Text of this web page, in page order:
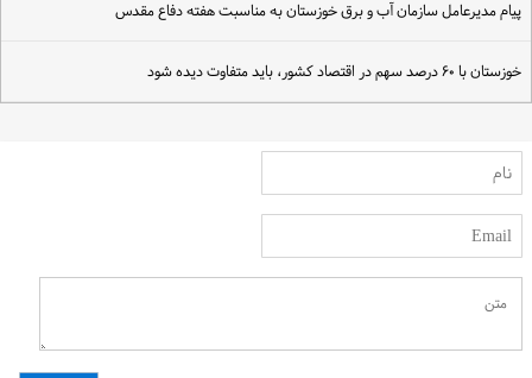
پیام مدیرعامل سازمان آب و برق خوزستان به مناسبت هفته دفاع مقدس
خوزستان با ۶۰ درصد سهم در اقتصاد کشور، باید متفاوت دیده شود